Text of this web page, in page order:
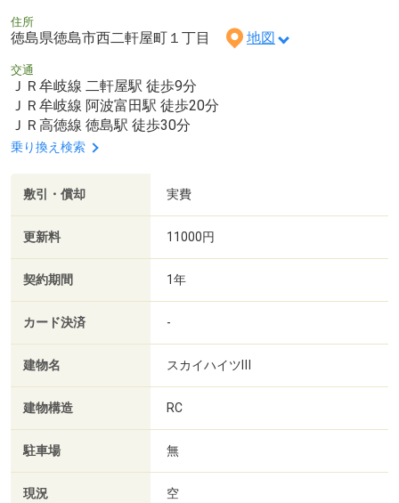
住所
徳島県徳島市西二軒屋町１丁目 地図
交通
ＪＲ牟岐線 二軒屋駅 徒歩9分
ＪＲ牟岐線 阿波富田駅 徒歩20分
ＪＲ高徳線 徳島駅 徒歩30分
乗り換え検索
敷引・償却 実費
更新料 11000円
契約期間 1年
カード決済 -
建物名 スカイハイツⅢ
建物構造 RC
駐車場 無
現況 空